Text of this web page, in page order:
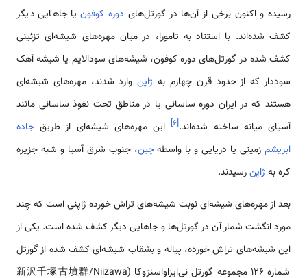
رسیده و اکنون برخی از آن‌ها در گورتل‌های دوره کوفونیا جاهایی دیگر
کشف شده‌اند. با استناد به تامورا، در میان مهره‌های شیشه‌ای تزئینی
کشف شده در گورتل‌های دوره کوفون، شیشه‌های سودالایم یا شیشه آهک
سوددار که از حدود قرن چهارم به ژاپنوارد شدند، مهره‌های شیشه‌ای
هستند که در ایران دوره ساسانی یا در مناطق تحت نفوذ ساسانی مانند
آسیای میانه ساخته شده‌اند.[۶]این مهره‌های شیشه‌ای از طریق جاده
ابریشمزمینی یا دریایی و با واسطهچین، جنوب شرق آسیا و شبه جزیره
کره به ژاپنرسیدند.
بعد از مهره‌های شیشه‌ای نوبت شیشه‌های تراش خورده ژاپنی است که چند
مورد انگشت شمار آن در گورتل‌ها و جاهایی دیگر کشف شده است. یکی از
این شیشه‌های تراش خورده، پیاله و بشقاب شیشه‌ای کشف شده از گورتل
شماره 126 مجموعه گورتل‌ نی‌ایزاواسنزوکا (新沢千塚古墳群/Niizawa